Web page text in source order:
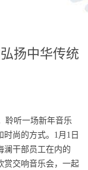
扬中华传统
聆听一场新年音乐
尚的方式。1月1日
澜干部员工在内的
赏交响音乐会，一起